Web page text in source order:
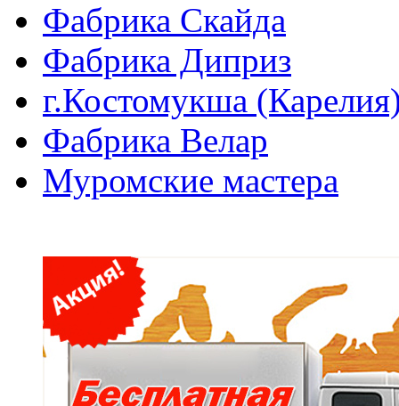
Фабрика Скайда
Фабрика Диприз
г.Костомукша
Фабрика Велар
Муромские мастера